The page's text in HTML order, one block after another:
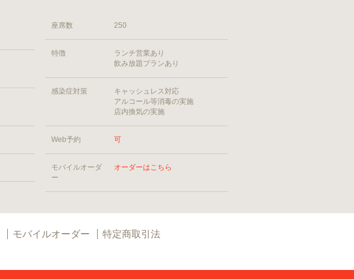
座席数 250
特徴
ランチ営業あり
飲み放題プランあり
感染症対策
キャッシュレス対応
アルコール等消毒の実施
店内換気の実施
Web予約 可
モバイルオーダ
ー
オーダーはこちら
モバイルオーダー 特定商取引法